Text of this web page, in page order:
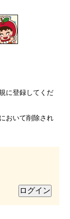
に登録してくだ
おいて削除され